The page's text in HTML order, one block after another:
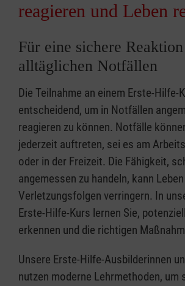
reagieren und Leben
Für eine sichere
alltäglichen Notfällen
Die Teilnahme an einem Erste-Hilfe-
entscheidend, um in Notfällen
reagieren zu können. Notfälle
jederzeit auftreten, sei es am
oder in der Freizeit. Die Fähigkeit,
angemessen zu handeln, kann
Verletzungsfolgen verringern. In
Erste-Hilfe-Kurs lernen Sie,
erkennen und die richtigen
Unsere Erste-Hilfe-Ausbilderinnen
nutzen moderne Lehrmethoden, um